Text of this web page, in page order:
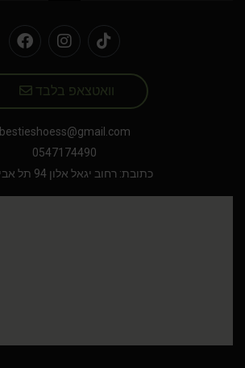
וואטצאפ בלבד
bestieshoess@gmail.com
0547174490
כתובת: רחוב יגאל אלון 94 תל אביב יפו